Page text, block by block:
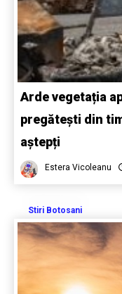
Arde vegetația
pregătești din
aștepți
Estera Vicoleanu
Stiri Botosani